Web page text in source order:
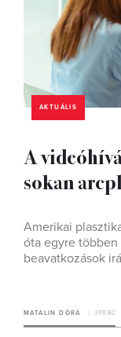
AKTUÁLIS
A
sokan
Amerikai
óta egyre
beavatkozások
MATALIN DÓRA 3 PERC